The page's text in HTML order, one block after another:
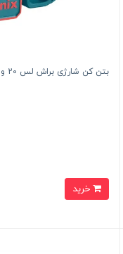
بتن کن شارژی براش لس 20 ولت-2.5 ژول رونیکس مدل 8678
خرید